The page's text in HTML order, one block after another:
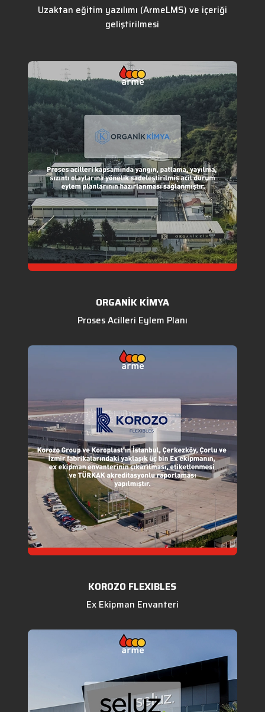
Uzaktan eğitim yazılımı (ArmeLMS) ve içeriği
geliştirilmesi
ORGANİK KİMYA
Proses Acilleri Eylem Planı
KOROZO FLEXIBLES
Ex Ekipman Envanteri